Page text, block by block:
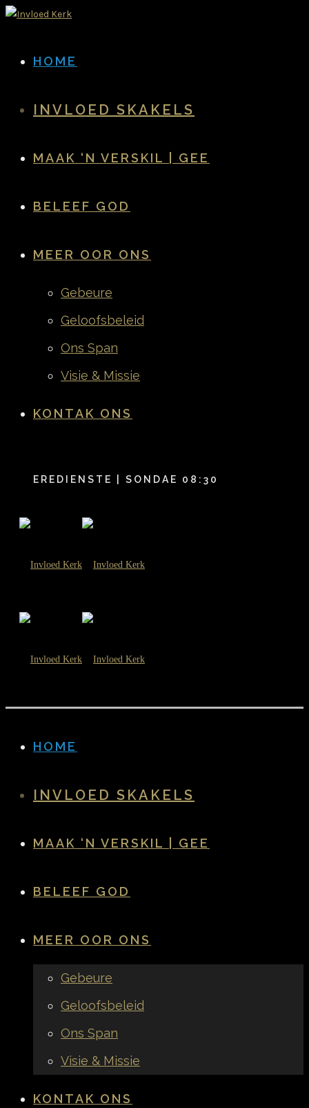
HOME
INVLOED SKAKELS
MAAK ‘N VERSKIL | GEE
BELEEF GOD
MEER OOR ONS
Gebeure
Geloofsbeleid
Ons Span
Visie & Missie
KONTAK ONS
EREDIENSTE | SONDAE 08:30
HOME
INVLOED SKAKELS
MAAK ‘N VERSKIL | GEE
BELEEF GOD
MEER OOR ONS
Gebeure
Geloofsbeleid
Ons Span
Visie & Missie
KONTAK ONS